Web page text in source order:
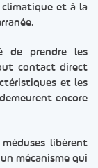
climatique et à la
de prendre les
contact direct
et les
encore
libèrent
mécanisme qui